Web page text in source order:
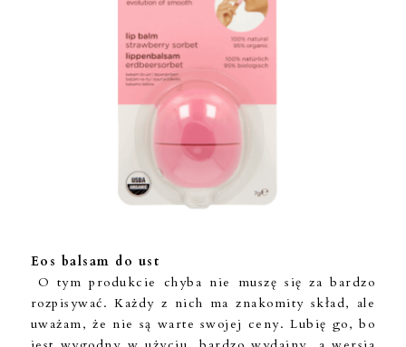
Eos balsam do ust
O tym produkcie chyba nie muszę się za bardzo
rozpisywać. Każdy z nich ma znakomity skład, ale
uważam, że nie są warte swojej ceny. Lubię go, bo